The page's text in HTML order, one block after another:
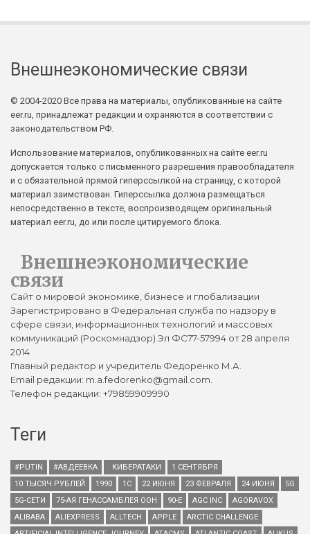
Внешнеэкономические связи
© 2004-2020 Все права на материалы, опубликованные на сайте
eer.ru, принадлежат редакции и охраняются в соответствии с
законодательством РФ.
Использование материалов, опубликованных на сайте eer.ru
допускается только с письменного разрешения правообладателя
и с обязательной прямой гиперссылкой на страницу, с которой
материал заимствован. Гиперссылка должна размещаться
непосредственно в тексте, воспроизводящем оригинальный
материал eer.ru, до или после цитируемого блока.
Внешнеэкономические
связи
Сайт о мировой экономике, бизнесе и глобализации
Зарегистрировано в Федеральная служба по надзору в
сфере связи, информационных технологий и массовых
коммуникаций (Роскомнадзор) Эл ФС77-57994 от 28 апреля
2014
Главный редактор и учредитель Федоренко М.А.
Email редакции: m.a.fedorenko@gmail.com.
Телефон редакции: +79859909990
Теги
#PUTIN #АВДЕЕВКА . КИБЕРАТАКИ
1 СЕНТЯБРЯ
10 ТЫСЯЧ РУБЛЕЙ
1990 1С 22 ИЮНЯ 23 ФЕВРАЛЯ 24 ИЮНЯ
5G
5G-СЕТИ
75-АЯ ГЕНАССАМБЛЕЯ ООН 90-Е AGC INC
AGORAVOX
ALIBABA
ALIEXPRESS ALLTECH APPLE
ARCTIC CHALLENGE